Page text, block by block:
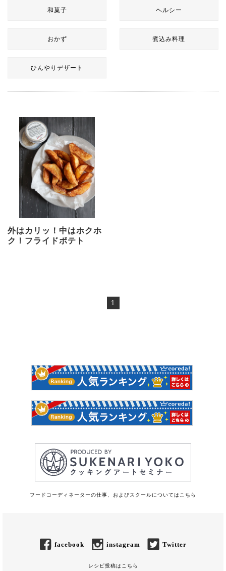
和菓子 ヘルシー
おかず 煮込み料理
ひんやりデザート
外はカリッ！中はホクホ
ク！フライドポテト
1
フードコーディネーターの仕事、およびスクールについてはこちら
facebook instagram Twitter
レシピ投稿はこちら